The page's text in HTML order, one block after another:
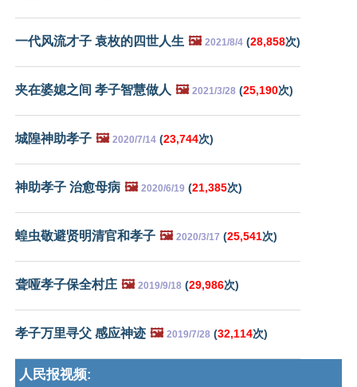
一代风流才子 袁枚的四世人生 🖼️ 2021/8/4 (28,858次)
夹在婆媳之间 孝子智慧做人 🖼️ 2021/3/28 (25,190次)
城隍神助孝子 🖼️ 2020/7/14 (23,744次)
神助孝子 治愈母病 🖼️ 2020/6/19 (21,385次)
蝗虫敬避贤明清官和孝子 🖼️ 2020/3/17 (25,541次)
聋哑孝子保全村庄 🖼️ 2019/9/18 (29,986次)
孝子万里寻父 感应神迹 🖼️ 2019/7/28 (32,114次)
人民报视频: